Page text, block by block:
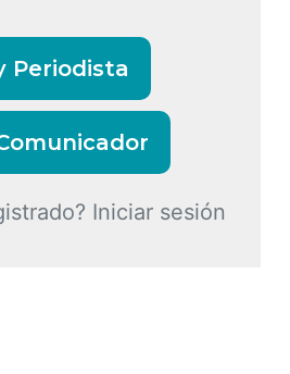
Periodista
Iniciar sesión